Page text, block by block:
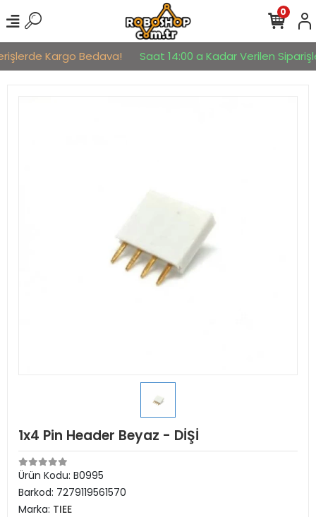
Kargo Bedava! Saat 14:00 a Kadar Verilen
0
1x4 Pin Header Beyaz - DİŞİ
Ürün Kodu: B0995
Barkod: 7279119561570
Marka: TIEE